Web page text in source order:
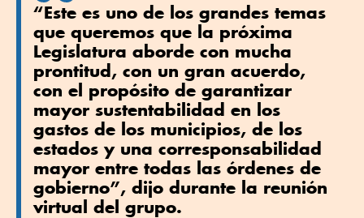
“Este es uno de los grandes temas
que queremos que la próxima
Legislatura aborde con mucha
prontitud, con un gran acuerdo,
con el propósito de garantizar
mayor sustentabilidad en los
gastos de los municipios, de los
estados y una corresponsabilidad
mayor entre todas las órdenes de
gobierno”, dijo durante la reunión
virtual del grupo.